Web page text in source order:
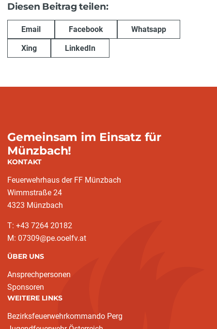
Diesen Beitrag teilen:
Email Facebook Whatsapp
Xing LinkedIn
Gemeinsam im Einsatz für
Münzbach!
KONTAKT
Feuerwehrhaus der FF Münzbach
Wimmstraße 24
4323 Münzbach
T: +43 7264 20182
M: 07309@pe.ooelfv.at
ÜBER UNS
Ansprechpersonen
Sponsoren
WEITERE LINKS
Bezirksfeuerwehrkommando Perg